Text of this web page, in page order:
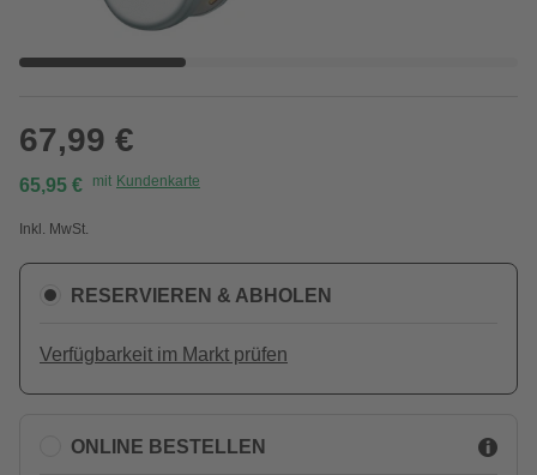
67,99 €
65,95 € mit Kundenkarte
Inkl. MwSt.
RESERVIEREN & ABHOLEN
Verfügbarkeit im Markt prüfen
ONLINE BESTELLEN